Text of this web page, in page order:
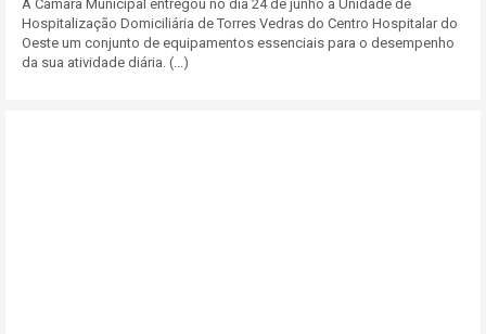
A Câmara Municipal entregou no dia 24 de junho à Unidade de
Hospitalização Domiciliária de Torres Vedras do Centro Hospitalar do
Oeste um conjunto de equipamentos essenciais para o desempenho
da sua atividade diária. (...)